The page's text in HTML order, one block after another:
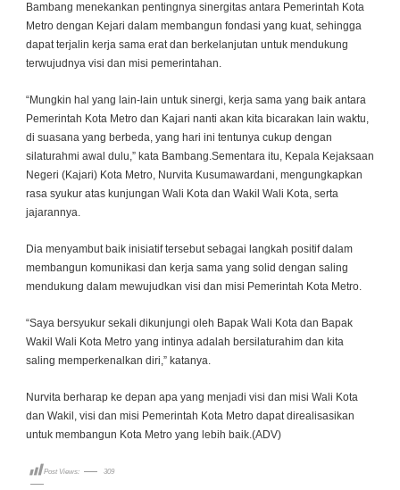
Bambang menekankan pentingnya sinergitas antara Pemerintah Kota
Metro dengan Kejari dalam membangun fondasi yang kuat, sehingga
dapat terjalin kerja sama erat dan berkelanjutan untuk mendukung
terwujudnya visi dan misi pemerintahan.
“Mungkin hal yang lain-lain untuk sinergi, kerja sama yang baik antara
Pemerintah Kota Metro dan Kajari nanti akan kita bicarakan lain waktu,
di suasana yang berbeda, yang hari ini tentunya cukup dengan
silaturahmi awal dulu,” kata Bambang.Sementara itu, Kepala Kejaksaan
Negeri (Kajari) Kota Metro, Nurvita Kusumawardani, mengungkapkan
rasa syukur atas kunjungan Wali Kota dan Wakil Wali Kota, serta
jajarannya.
Dia menyambut baik inisiatif tersebut sebagai langkah positif dalam
membangun komunikasi dan kerja sama yang solid dengan saling
mendukung dalam mewujudkan visi dan misi Pemerintah Kota Metro.
“Saya bersyukur sekali dikunjungi oleh Bapak Wali Kota dan Bapak
Wakil Wali Kota Metro yang intinya adalah bersilaturahim dan kita
saling memperkenalkan diri,” katanya.
Nurvita berharap ke depan apa yang menjadi visi dan misi Wali Kota
dan Wakil, visi dan misi Pemerintah Kota Metro dapat direalisasikan
untuk membangun Kota Metro yang lebih baik.(ADV)
Post Views: 309